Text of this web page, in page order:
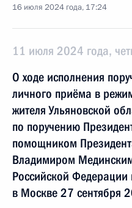
16 июля 2024 года, 17:24
11 июля 2024 года,
О ходе исполнения
личного приёма в
жителя Ульяновской
по поручению
помощником
Владимиром
Российской Федерации
в Москве 27 сентября